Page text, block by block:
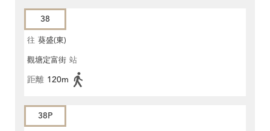
38
往 葵盛(東)
觀塘定富街 站
距離 120m
38P